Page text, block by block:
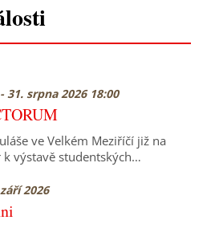
31. srpna 2026 18:00
ve Velkém Meziříčí již na
výstavě studentských…
2026